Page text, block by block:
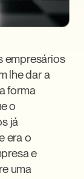
empresários
lhe dar a
forma
o
já
era o
e
uma